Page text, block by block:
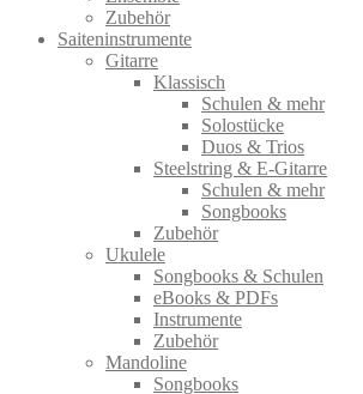
Zubehör
Saiteninstrumente
Gitarre
Klassisch
Schulen & mehr
Solostücke
Duos & Trios
Steelstring & E-Gitarre
Schulen & mehr
Songbooks
Zubehör
Ukulele
Songbooks & Schulen
eBooks & PDFs
Instrumente
Zubehör
Mandoline
Songbooks